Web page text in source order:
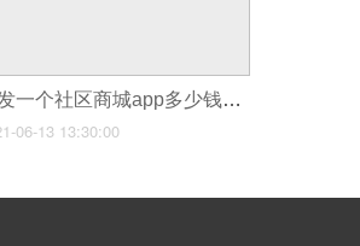
开发一个社区商城app多少钱_开发APP应用软件又要多少钱
06-13 13:30:00